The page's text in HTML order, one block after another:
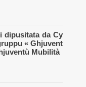
dipusitata da Cy
« Ghjuvent
Mubilità